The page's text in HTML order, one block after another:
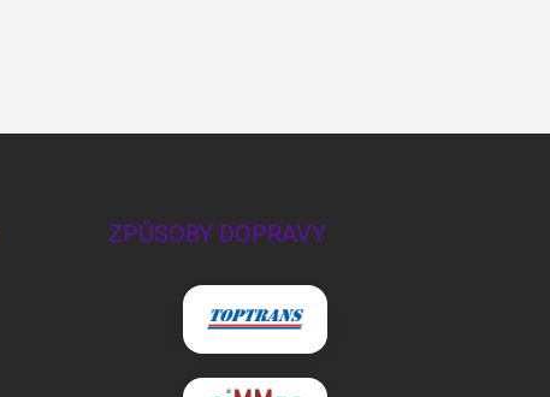
ZPŮSOBY DOPRAVY